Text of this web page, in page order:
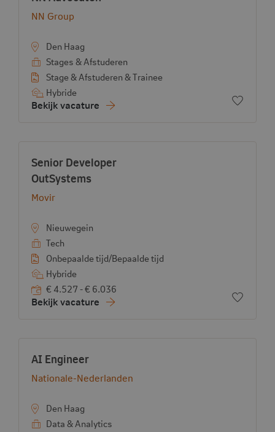
Voeg
Bekijk bedrijf:
NN Group
Den Haag
Stages & Afstuderen
Stage & Afstuderen & Trainee
Hybride
Bekijk vacature
Vacature:
Senior Developer
OutSystems- View vacancy
Voeg
Bekijk bedrijf:
Movir
Nieuwegein
Tech
Onbepaalde tijd/Bepaalde tijd
Hybride
€ 4.527 - € 6.036
Bekijk vacature
Vacature:
AI Engineer- View vacancy
Bekijk bedrijf:
Nationale-Nederlanden
Den Haag
Data & Analytics